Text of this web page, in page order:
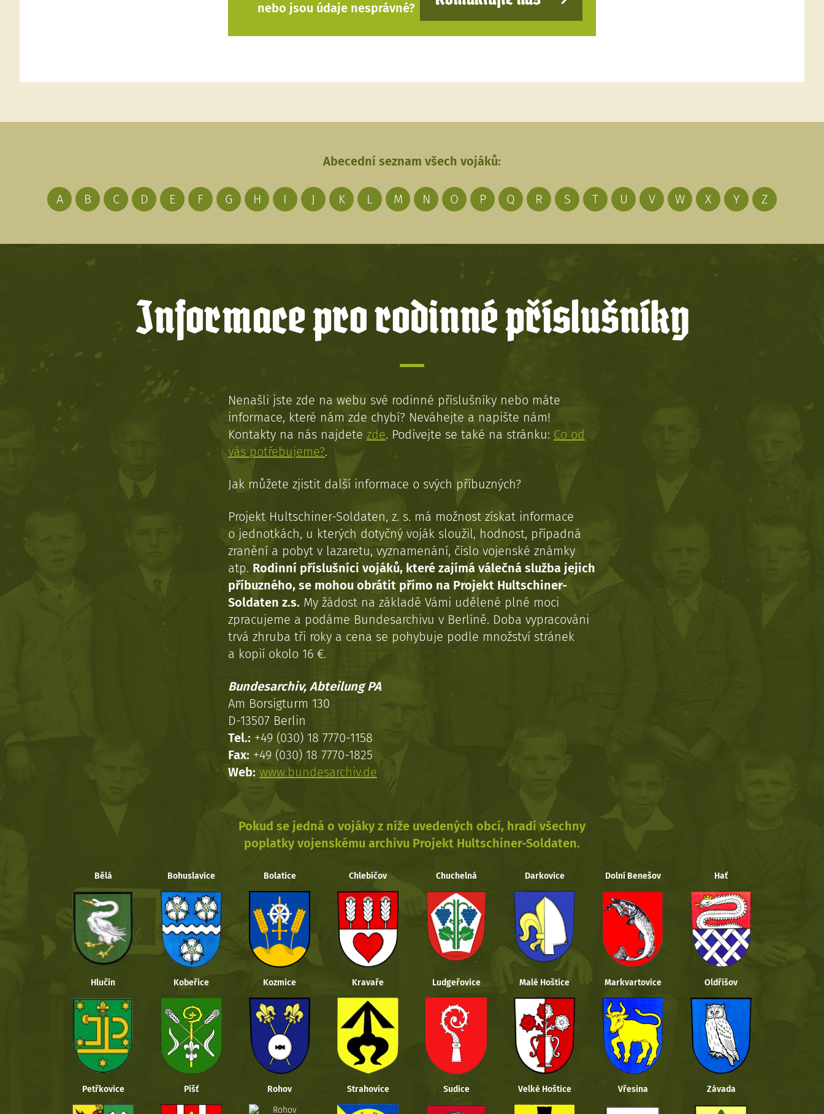
nebo jsou údaje nesprávné?
Abecední seznam všech vojáků:
A B C D E F G H I J K L M N O P Q R S T U V W X Y Z
Informace pro rodinné příslušníky
Nenašli jste zde na webu své rodinné příslušníky nebo máte
informace, které nám zde chybí? Neváhejte a napište nám!
Kontakty na nás najdete zde. Podívejte se také na stránku: Co od
vás potřebujeme?.
Jak můžete zjistit další informace o svých příbuzných?
Projekt Hultschiner-Soldaten, z. s. má možnost získat informace
o jednotkách, u kterých dotyčný voják sloužil, hodnost, případná
zranění a pobyt v lazaretu, vyznamenání, číslo vojenské známky
atp. Rodinní příslušníci vojáků, které zajímá válečná služba jejich
příbuzného, se mohou obrátit přímo na Projekt Hultschiner-
Soldaten z.s. My žádost na základě Vámi udělené plné moci
zpracujeme a podáme Bundesarchivu v Berlíně. Doba vypracováni
trvá zhruba tři roky a cena se pohybuje podle množství stránek
a kopií okolo 16 €.
Bundesarchiv, Abteilung PA
Am Borsigturm 130
D-13507 Berlin
Tel.: +49 (030) 18 7770-1158
Fax: +49 (030) 18 7770-1825
Web: www.bundesarchiv.de
Pokud se jedná o vojáky z níže uvedených obcí, hradí všechny
poplatky vojenskému archivu Projekt Hultschiner-Soldaten.
Bělá Bohuslavice Bolatice Chlebičov Chuchelná Darkovice Dolní Benešov Hať
Hlučín Kobeřice Kozmice Kravaře Ludgeřovice Malé Hoštice Markvartovice Oldřišov
Petřkovice Píšť Rohov Strahovice Sudice Velké Hoštice Vřesina Závada